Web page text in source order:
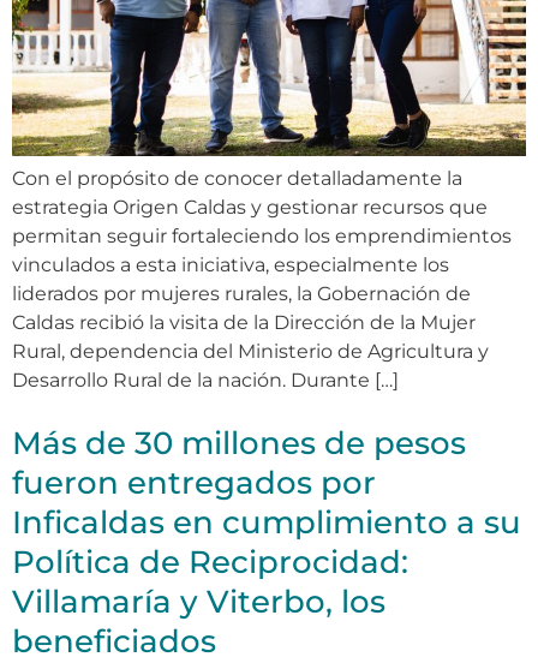
Con el propósito de conocer detalladamente la
estrategia Origen Caldas y gestionar recursos que
permitan seguir fortaleciendo los emprendimientos
vinculados a esta iniciativa, especialmente los
liderados por mujeres rurales, la Gobernación de
Caldas recibió la visita de la Dirección de la Mujer
Rural, dependencia del Ministerio de Agricultura y
Desarrollo Rural de la nación. Durante […]
Más de 30 millones de pesos
fueron entregados por
Inficaldas en cumplimiento a su
Política de Reciprocidad:
Villamaría y Viterbo, los
beneficiados